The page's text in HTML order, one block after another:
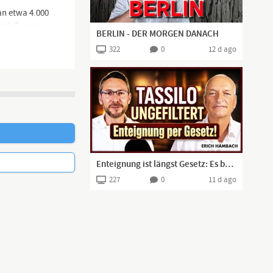
etwa 4.000
diesem
selbst
BERLIN - DER MORGEN DANACH
322 0 12 d ago
Enteignung ist längst Gesetz: Es betrifft fast alle | Tassilo ungefiltert #001
227 0 11 d ago